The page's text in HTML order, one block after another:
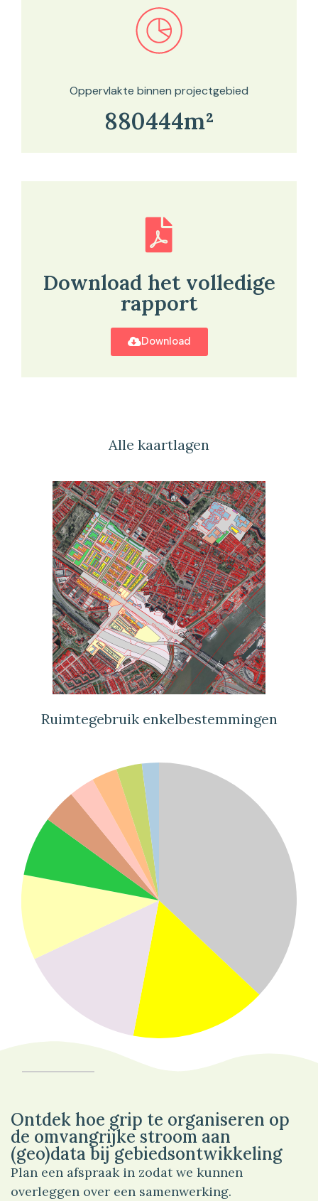
Bekijk in onze kaartviewer
Oppervlakte binnen projectgebied
880444m²
Download het volledige
rapport
Download
Alle kaartlagen
Ruimtegebruik enkelbestemmingen
Ontdek hoe grip te organiseren op
de omvangrijke stroom aan
(geo)data bij gebiedsontwikkeling
Plan een afspraak in zodat we kunnen
overleggen over een samenwerking.